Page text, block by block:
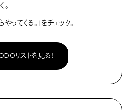
。
ってくる。」をチェック。
リストを見る！